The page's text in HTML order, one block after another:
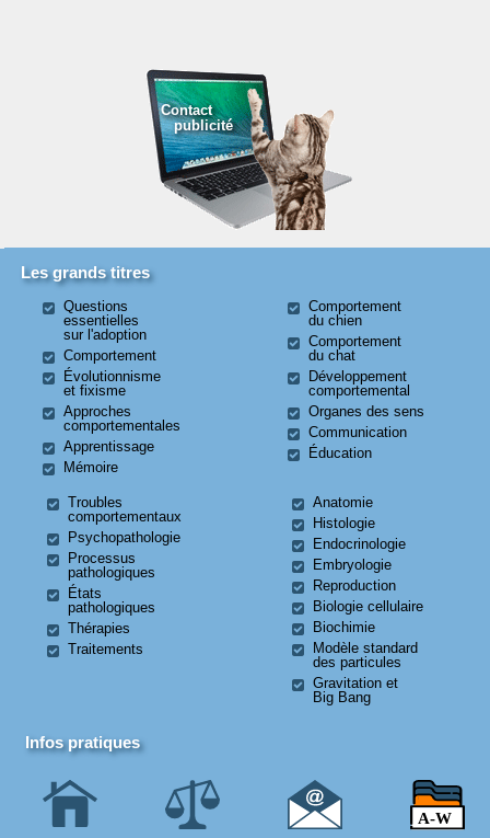
Contact
publicité
Les grands titres
Questions
essentielles
sur l'adoption
Comportement
Évolutionnisme
et fixisme
Approches
comportementales
Apprentissage
Mémoire
Comportement
du chien
Comportement
du chat
Développement
comportemental
Organes des sens
Communication
Éducation
Troubles
comportementaux
Psychopathologie
Processus
pathologiques
États
pathologiques
Thérapies
Traitements
Anatomie
Histologie
Endocrinologie
Embryologie
Reproduction
Biologie cellulaire
Biochimie
Modèle standard
des particules
Gravitation et
Big Bang
Infos pratiques